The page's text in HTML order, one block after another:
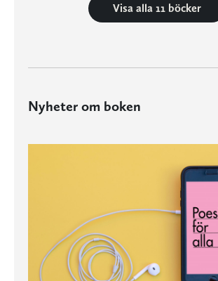
Visa alla 11 böcker
Nyheter om boken